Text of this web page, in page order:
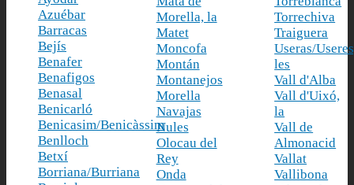
Azuébar
Barracas
Bejís
Benafer
Benafigos
Benasal
Benicarló
Benicasim/Benicàssim
Benlloch
Betxí
Borriana/Burriana
Morella, la
Matet
Moncofa
Montán
Montanejos
Morella
Navajas
Nules
Olocau del
Rey
Onda
Torrechiva
Traiguera
Useras/
les
Vall d'Alba
Vall d'Uixó,
la
Vall de
Almonacid
Vallat
Vallibona